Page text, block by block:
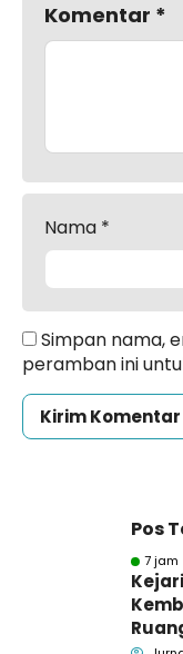
Komentar *
Nama *
Simpan nama,
peramban ini
Pos
7